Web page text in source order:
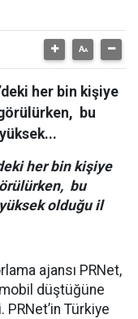
her bin kişiye
bu
her bin kişiye
bu
olduğu il
ajansı PRNet,
düştüğüne
PRNet’in Türkiye